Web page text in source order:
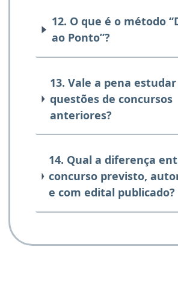
12. O que é o método
ao Ponto”?
13. Vale a pena
questões de concursos
anteriores?
14. Qual a diferença
concurso previsto,
e com edital publicado?